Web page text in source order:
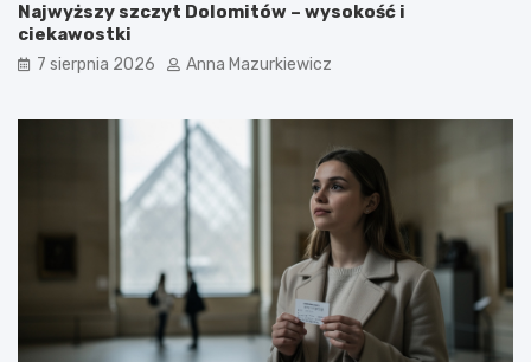
Najwyższy szczyt Dolomitów – wysokość i
ciekawostki
7 sierpnia 2026 Anna Mazurkiewicz